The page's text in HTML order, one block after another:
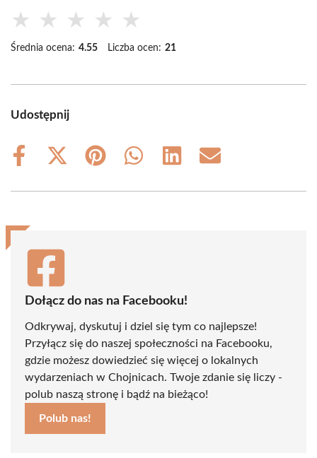
★ ★ ★ ★ ★
Średnia ocena: 4.55 Liczba ocen: 21
Udostępnij
Share
Share
(Twitter)
Share
Share
Share
Share
Dołącz do nas na Facebooku!
Odkrywaj, dyskutuj i dziel się tym co najlepsze!
Przyłącz się do naszej społeczności na Facebooku,
gdzie możesz dowiedzieć się więcej o lokalnych
wydarzeniach w Chojnicach. Twoje zdanie się liczy -
polub naszą stronę i bądź na bieżąco!
Polub nas!